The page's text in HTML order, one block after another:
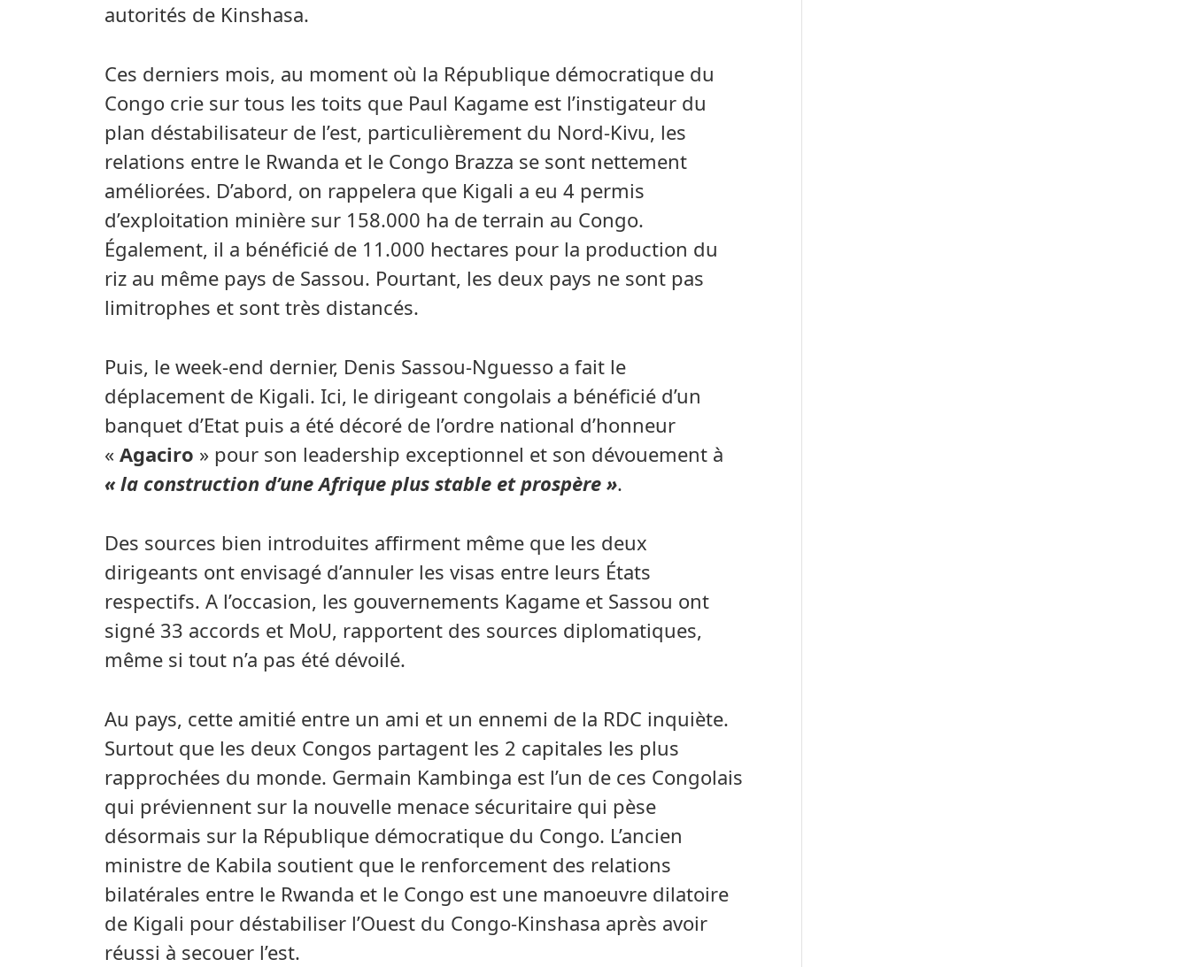
autorités de Kinshasa.
Ces derniers mois, au moment où la République démocratique du
Congo crie sur tous les toits que Paul Kagame est l’instigateur du
plan déstabilisateur de l’est, particulièrement du Nord-Kivu, les
relations entre le Rwanda et le Congo Brazza se sont nettement
améliorées. D’abord, on rappelera que Kigali a eu 4 permis
d’exploitation minière sur 158.000 ha de terrain au Congo.
Également, il a bénéficié de 11.000 hectares pour la production du
riz au même pays de Sassou. Pourtant, les deux pays ne sont pas
limitrophes et sont très distancés.
Puis, le week-end dernier, Denis Sassou-Nguesso a fait le
déplacement de Kigali. Ici, le dirigeant congolais a bénéficié d’un
banquet d’Etat puis a été décoré de l’ordre national d’honneur
« Agaciro » pour son leadership exceptionnel et son dévouement à
« la construction d’une Afrique plus stable et prospère ».
Des sources bien introduites affirment même que les deux
dirigeants ont envisagé d’annuler les visas entre leurs États
respectifs. A l’occasion, les gouvernements Kagame et Sassou ont
signé 33 accords et MoU, rapportent des sources diplomatiques,
même si tout n’a pas été dévoilé.
Au pays, cette amitié entre un ami et un ennemi de la RDC inquiète.
Surtout que les deux Congos partagent les 2 capitales les plus
rapprochées du monde. Germain Kambinga est l’un de ces Congolais
qui préviennent sur la nouvelle menace sécuritaire qui pèse
désormais sur la République démocratique du Congo. L’ancien
ministre de Kabila soutient que le renforcement des relations
bilatérales entre le Rwanda et le Congo est une manoeuvre dilatoire
de Kigali pour déstabiliser l’Ouest du Congo-Kinshasa après avoir
réussi à secouer l’est.